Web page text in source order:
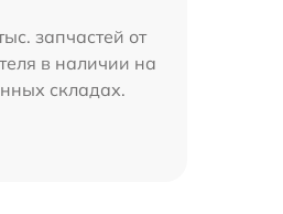
запчастей от
в наличии на
складах.